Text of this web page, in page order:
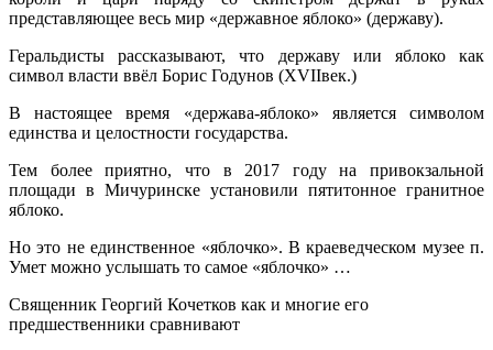
представляющее весь мир «державное яблоко» (державу).
Геральдисты рассказывают, что державу или яблоко как
символ власти ввёл Борис Годунов (XVIIвек.)
В настоящее время «держава-яблоко» является символом
единства и целостности государства.
Тем более приятно, что в 2017 году на привокзальной
площади в Мичуринске установили пятитонное гранитное
яблоко.
Но это не единственное «яблочко». В краеведческом музее п.
Умет можно услышать то самое «яблочко» …
Священник Георгий Кочетков как и многие его
предшественники сравнивают